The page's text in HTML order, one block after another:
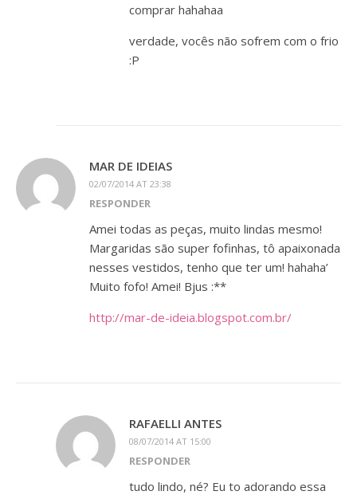
comprar hahahaa
verdade, vocês não sofrem com o frio
:P
MAR DE IDEIAS
02/07/2014 AT 23:38
RESPONDER
Amei todas as peças, muito lindas mesmo!
Margaridas são super fofinhas, tô apaixonada
nesses vestidos, tenho que ter um! hahaha’
Muito fofo! Amei! Bjus :**
http://mar-de-ideia.blogspot.com.br/
RAFAELLI ANTES
08/07/2014 AT 15:00
RESPONDER
tudo lindo, né? Eu to adorando essa